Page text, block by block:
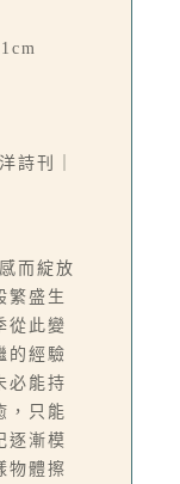
詩刊｜
而綻放
繁盛生
從此變
的經驗
必能持
，只能
逐漸模
物體擦